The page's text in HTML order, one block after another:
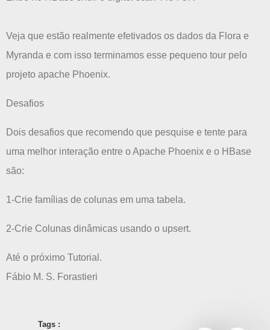
Veja que estão realmente efetivados os dados da Flora e
Myranda e com isso terminamos esse pequeno tour pelo
projeto apache Phoenix.
Desafios
Dois desafios que recomendo que pesquise e tente para
uma melhor interação entre o Apache Phoenix e o HBase
são:
1-Crie famílias de colunas em uma tabela.
2-Crie Colunas dinâmicas usando o upsert.
Até o próximo Tutorial.
Fábio M. S. Forastieri
Tags :